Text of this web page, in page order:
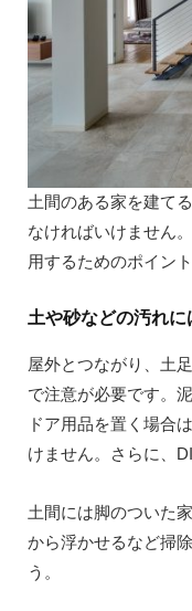
土間のある家を建て
なければいけません
用するためのポイン
土や砂などの汚れ
屋外とつながり、土
で注意が必要です。
ドア用品を置く場合
けません。さらに、
土間には脚のついた
から浮かせるなど掃
う。